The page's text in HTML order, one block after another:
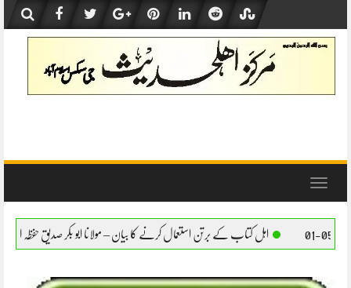
content
Toggle
کے برتن استعمال کرنے کا بیان – مولانا ابو بکر صدیق حفظہ اللہ اہل کتاب کے برتن